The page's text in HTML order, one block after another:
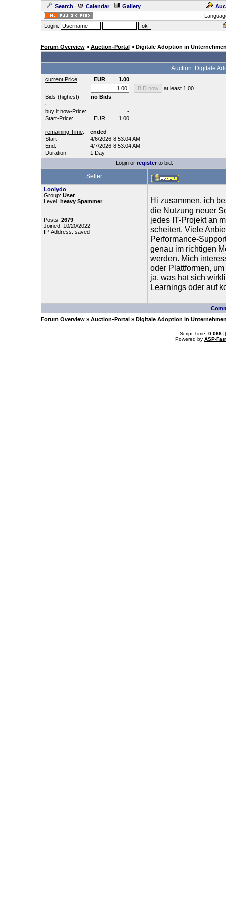
Search Calendar Gallery
Login:
Forum Overview» Auction-Portal» Digitale Adoption in
Auction: Digitale
current Price: EUR
1.00
at least 1.00
Bids (highest):
no Bids
buy it now-Price:
-
Start-Price:
EUR 1.00
remaining Time:
ended
Start:
4/6/2026 8:53:04 AM
End:
4/7/2026 8:53:04 AM
Duration:
1 Day
Login or registerto bid.
Seller
Loolydo
Group: User
Level: heavy Spammer
Posts: 2679
Joined: 10/20/2022
IP-Address: saved
Hi zusammen, ich
die Nutzung neuer
jedes IT-Projekt an
scheitert. Viele
Performance-
genau im richtigen
werden. Mich
oder Plattformen,
ja, was hat sich
Learnings oder auf
Forum Overview» Auction-Portal» Digitale Adoption in
.: Script-Time: 0.066||
Powered by ASP-